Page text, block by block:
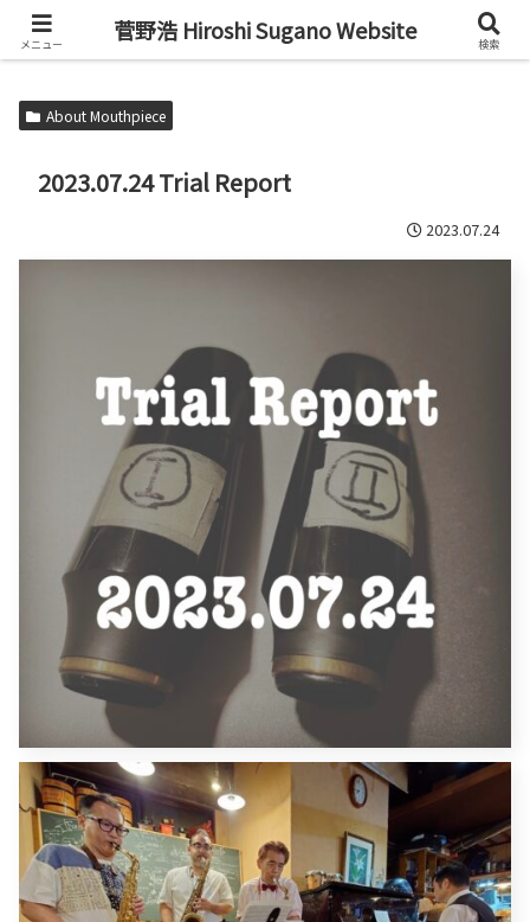
Alto Saxophone & Chromatic Harmonica Player
About Mouthpiece
2023.07.24 Trial Report
2023.07.24
メニュー 菅野浩 Hiroshi Sugano Website 検索